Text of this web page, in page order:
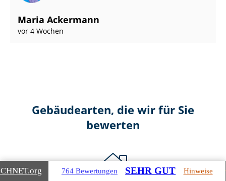
Maria Ackermann
vor 4 Wochen
Gebäudearten, die wir für Sie
bewerten
.org 764 Bewertungen SEHR GUT Hinweise